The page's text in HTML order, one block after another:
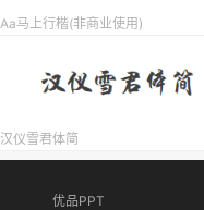
Aa马上行楷(非商业使用)
汉仪雪君体简
优品PPT